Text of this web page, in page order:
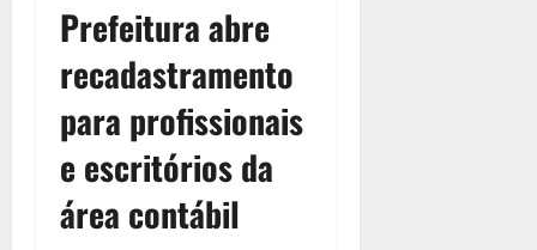
Prefeitura abre
recadastramento
para profissionais
e escritórios da
área contábil